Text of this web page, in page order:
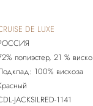
DE LUXE
полиэстер, 21 %
100% вискоза
JACKSILRED-1141